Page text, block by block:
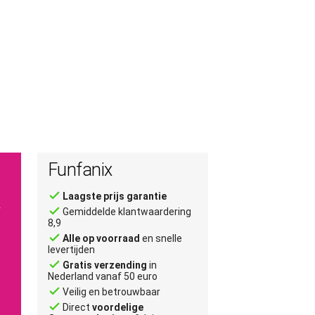
Funfanix
done Laagste prijs garantie
done Gemiddelde klantwaardering
8,9
done Alle op voorraad en snelle
levertijden
done Gratis verzending in
Nederland vanaf 50 euro
done Veilig en betrouwbaar
done Direct voordelige